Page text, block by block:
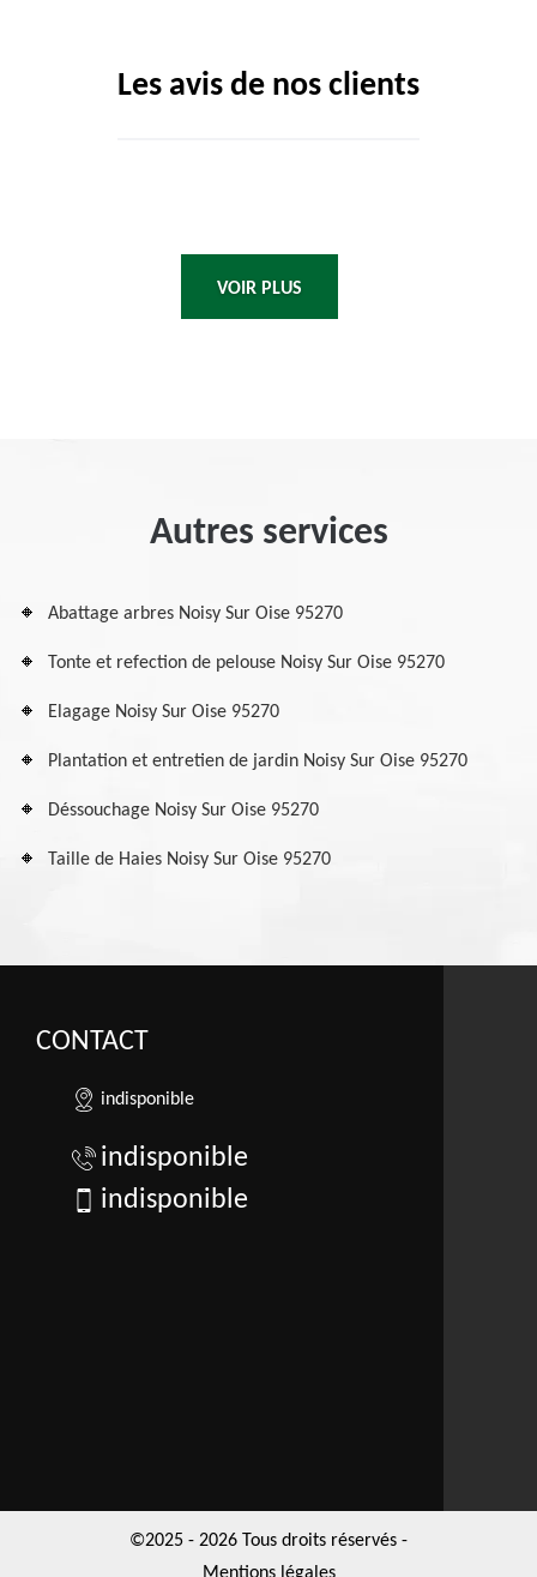
Les avis de nos clients
VOIR PLUS
Autres services
Abattage arbres Noisy Sur Oise 95270
Tonte et refection de pelouse Noisy Sur Oise 95270
Elagage Noisy Sur Oise 95270
Plantation et entretien de jardin Noisy Sur Oise 95270
Déssouchage Noisy Sur Oise 95270
Taille de Haies Noisy Sur Oise 95270
CONTACT
indisponible
indisponible
indisponible
©2025 - 2026 Tous droits réservés -